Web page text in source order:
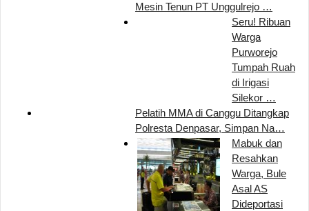
Mesin Tenun PT Unggulrejo …
Seru! Ribuan
Warga
Purworejo
Tumpah Ruah
di Irigasi
Silekor …
Pelatih MMA di Canggu Ditangkap
Polresta Denpasar, Simpan Na…
Mabuk dan
Resahkan
Warga, Bule
Asal AS
Dideportasi